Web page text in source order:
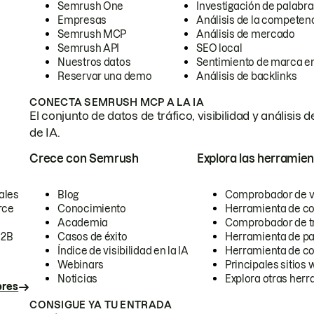
Semrush One
Empresas
Semrush MCP
Semrush API
Nuestros datos
Reservar una demo
Investigación de
Análisis de la
Análisis de mercado
SEO local
Sentimiento de marca
Análisis de backlinks
CONECTA SEMRUSH MCP A LA IA
El conjunto de datos de tráfico, visibilidad y análisis
de IA.
Crece con Semrush
Blog
Conocimiento
Academia
Casos de éxito
Índice de visibilidad en la IA
Webinars
Noticias
Explora las
Comprobador de
Herramienta de
Comprobador de
Herramienta de
Herramienta de
Principales sitios
Explora otras
CONSIGUE YA TU ENTRADA